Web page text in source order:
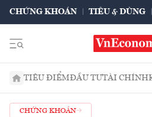
CHỨNG KHOÁN TIÊU & DÙNG
TIÊU ĐIỂMĐẦU TƯTÀI CHÍNH
CHỨNG KHOÁN